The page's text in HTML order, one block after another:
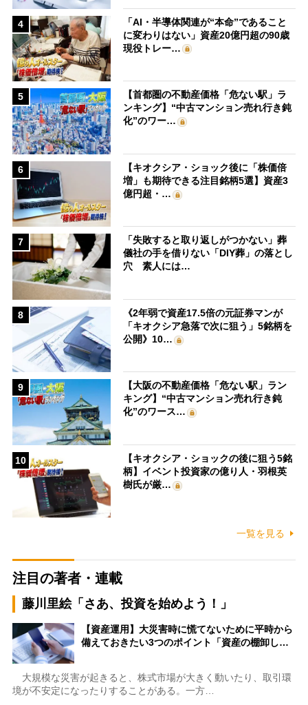
4
「AI・半導体関連が“本命”であること
に変わりはない」資産20億円超の90歳
現役トレー…
5
【首都圏の不動産価格「危ない駅」ラ
ンキング】“中古マンション売れ行き鈍
化”のワー…
6
【キオクシア・ショック後に「株価倍
増」も期待できる注目銘柄5選】資産3
億円超・…
7
「失敗すると取り返しがつかない」葬
儀社の手を借りない「DIY葬」の落とし
穴 素人には…
8
《2年弱で資産17.5倍の元証券マンが
「キオクシア急落で次に狙う」5銘柄を
公開》10…
9
【大阪の不動産価格「危ない駅」ラン
キング】“中古マンション売れ行き鈍
化”のワース…
10
【キオクシア・ショックの後に狙う5銘
柄】イベント投資家の億り人・羽根英
樹氏が厳…
一覧を見る
注目の著者・連載
藤川里絵「さあ、投資を始めよう！」
【資産運用】大災害時に慌てないために平時から
備えておきたい3つのポイント「資産の棚卸し…
大規模な災害が起きると、株式市場が大きく動いたり、取引環
境が不安定になったりすることがある。一方…